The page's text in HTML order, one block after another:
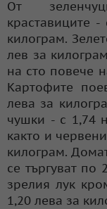
От
краставиците
килограм.
лев за
на сто повече
Картофите
лева за
чушки - с 1,74
както и
килограм.
се търгуват по
зрелия лук
1,20 лева за